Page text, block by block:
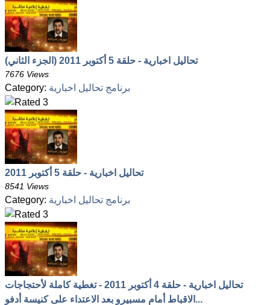
تحاليل اخبارية - حلقة 5 أكتوبر 2011 (الجزء الثاني)
7676 Views
Category: برنامج تحاليل اخبارية
تحاليل اخبارية - حلقة 5 أكتوبر 2011
8541 Views
Category: برنامج تحاليل اخبارية
تحاليل اخبارية - حلقة 4 أكتوبر 2011 - تغطية كاملة لأحتجاجات
الاقباط أمام مسبيرو بعد الاعتداء على كنيسة أدفو...